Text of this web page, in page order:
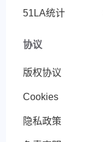
51LA统计
协议
版权协议
Cookies
隐私政策